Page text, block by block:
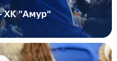
ХК "Амур"